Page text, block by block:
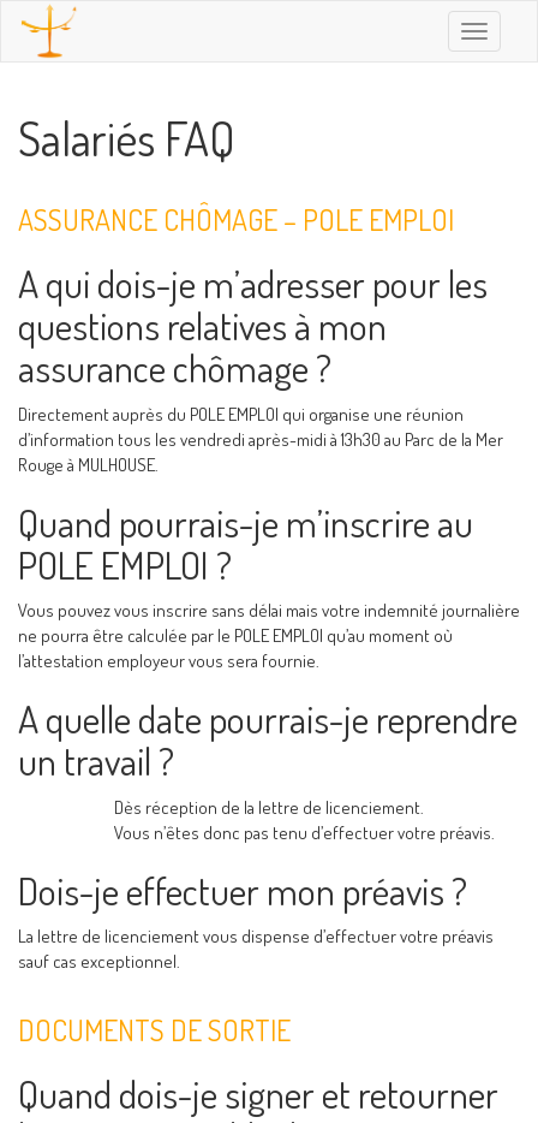
Toggle
Salariés FAQ
ASSURANCE CHÔMAGE – POLE EMPLOI
A qui dois-je m’adresser pour les
questions relatives à mon
assurance chômage ?
Directement auprès du POLE EMPLOI qui organise une réunion
d’information tous les vendredi après-midi à 13h30 au Parc de la Mer
Rouge à MULHOUSE.
Quand pourrais-je m’inscrire au
POLE EMPLOI ?
Vous pouvez vous inscrire sans délai mais votre indemnité journalière
ne pourra être calculée par le POLE EMPLOI qu’au moment où
l’attestation employeur vous sera fournie.
A quelle date pourrais-je reprendre
un travail ?
Dès réception de la lettre de licenciement.
Vous n’êtes donc pas tenu d’effectuer votre préavis.
Dois-je effectuer mon préavis ?
La lettre de licenciement vous dispense d’effectuer votre préavis
sauf cas exceptionnel.
DOCUMENTS DE SORTIE
Quand dois-je signer et retourner